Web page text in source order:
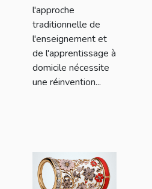
l'approche
traditionnelle de
l'enseignement et
de l'apprentissage à
domicile nécessite
une réinvention...